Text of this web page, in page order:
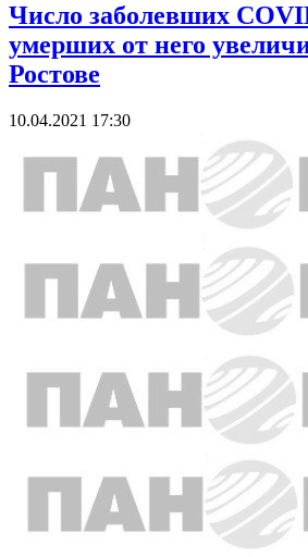
Число заболевших
умерших от него
Ростове
10.04.2021 17:30